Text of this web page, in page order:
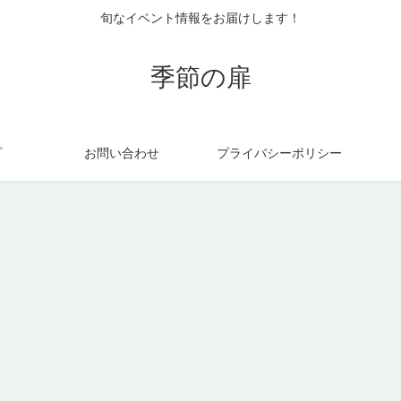
旬なイベント情報をお届けします！
季節の扉
お問い合わせ プライバシーポリシー